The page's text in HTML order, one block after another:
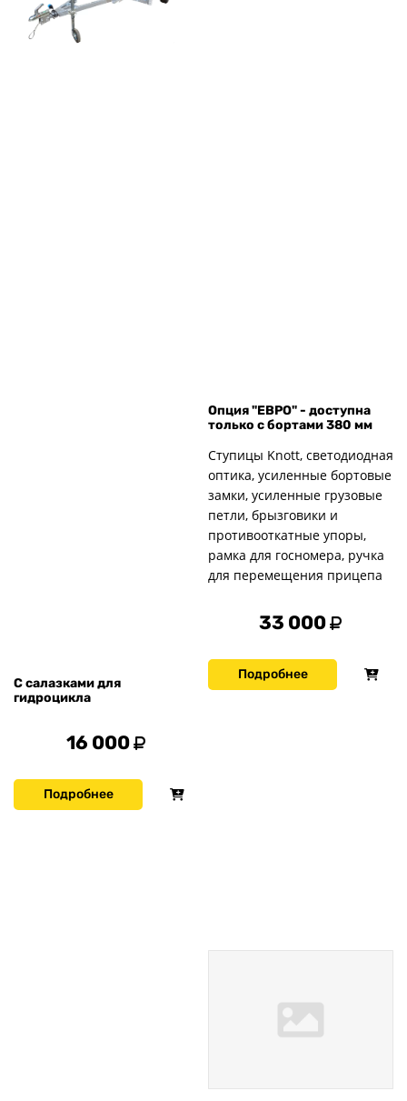
С салазками для
гидроцикла
16 000
Подробнее
Опция "ЕВРО" - доступна
только с бортами 380 мм
Ступицы Knott, светодиодная
оптика, усиленные бортовые
замки, усиленные грузовые
петли, брызговики и
противооткатные упоры,
рамка для госномера, ручка
для перемещения прицепа
33 000
Подробнее